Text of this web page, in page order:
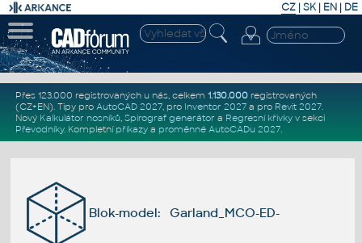
CZ | SK| EN | DE
Přes 123.000 registrovaných u nás, celkem 1.130.000registrovaných
(CZ+EN). Tipy pro AutoCAD 2027, pro Inventor 2027a pro Revit 2027.
Nový Kalkulátor nosníků, Spirograf generátor a Regresní křivkyv sekci
Převodníky. Kompletní příkazya proměnné AutoCADu 2027.
Blok-model: Garland_MCO-ED-